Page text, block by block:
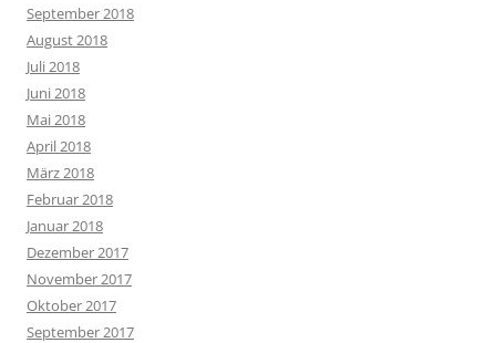
September 2018
August 2018
Juli 2018
Juni 2018
Mai 2018
April 2018
März 2018
Februar 2018
Januar 2018
Dezember 2017
November 2017
Oktober 2017
September 2017